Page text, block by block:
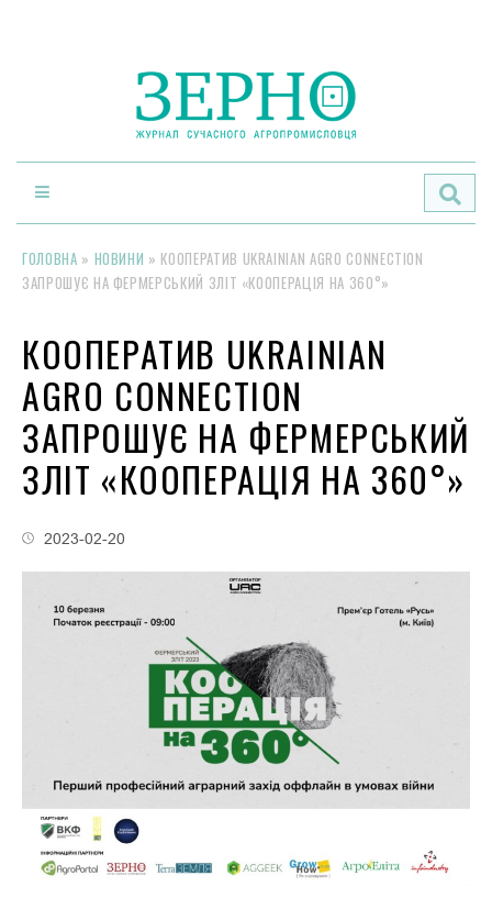
ГОЛОВНА » НОВИНИ » КООПЕРАТИВ UKRAINIAN AGRO CONNECTION
ЗАПРОШУЄ НА ФЕРМЕРСЬКИЙ ЗЛІТ «КООПЕРАЦІЯ НА 360°»
КООПЕРАТИВ UKRAINIAN
AGRO CONNECTION
ЗАПРОШУЄ НА ФЕРМЕРСЬКИЙ
ЗЛІТ «КООПЕРАЦІЯ НА 360°»
2023-02-20